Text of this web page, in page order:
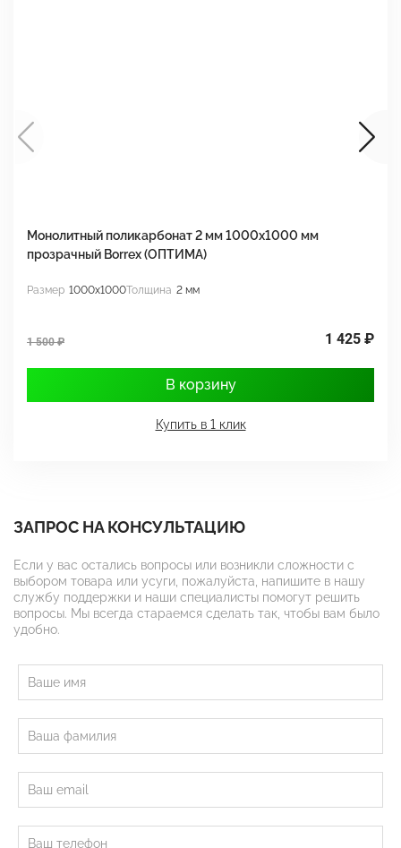
Монолитный поликарбонат 2 мм 1000x1000 мм
прозрачный Borrex (ОПТИМА)
Размер 1000x1000Толщина 2 мм
1 500 ₽ 1 425 ₽
В корзину
Купить в 1 клик
ЗАПРОС НА КОНСУЛЬТАЦИЮ
Если у вас остались вопросы или возникли сложности с
выбором товара или усуги, пожалуйста, напишите в нашу
службу поддержки и наши специалисты помогут решить
вопросы. Мы всегда стараемся сделать так, чтобы вам было
удобно.